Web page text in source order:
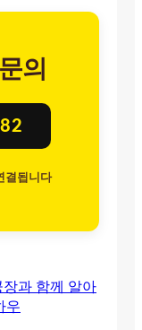
의
결됩니다
과 함께 알아
우